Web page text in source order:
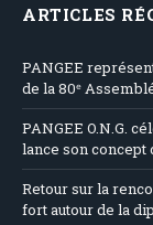
ARTICLES
PANGEE
de la 80ᵉ
PANGEE O.N.G.
lance son concept
Retour sur la
fort autour de la